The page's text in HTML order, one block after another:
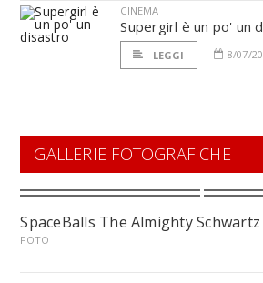
CINEMA
Supergirl è un po' un
LEGGI 8/07/
GALLERIE FOTOGRAFICHE
SpaceBalls The Almighty Schwartz
FOTO